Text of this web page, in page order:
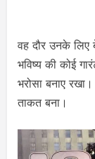
वह दौर उनके लिए
भविष्य की कोई
भरोसा बनाए
ताकत बना।